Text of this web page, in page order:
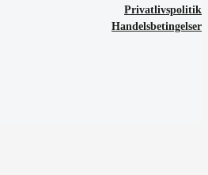
Privatlivspolitik
Handelsbetingelser